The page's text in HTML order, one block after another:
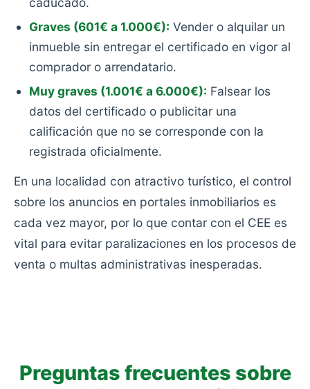
Graves (601€ a 1.000€): Vender o alquilar un
inmueble sin entregar el certificado en vigor al
comprador o arrendatario.
Muy graves (1.001€ a 6.000€): Falsear los
datos del certificado o publicitar una
calificación que no se corresponde con la
registrada oficialmente.
En una localidad con atractivo turístico, el control
sobre los anuncios en portales inmobiliarios es
cada vez mayor, por lo que contar con el CEE es
vital para evitar paralizaciones en los procesos de
venta o multas administrativas inesperadas.
Preguntas frecuentes sobre